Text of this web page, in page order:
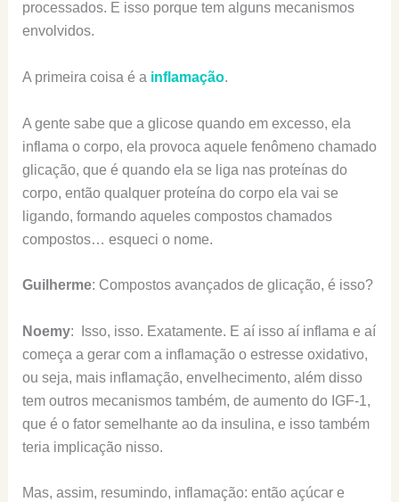
processados. E isso porque tem alguns mecanismos
envolvidos.
A primeira coisa é a inflamação.
A gente sabe que a glicose quando em excesso, ela
inflama o corpo, ela provoca aquele fenômeno chamado
glicação, que é quando ela se liga nas proteínas do
corpo, então qualquer proteína do corpo ela vai se
ligando, formando aqueles compostos chamados
compostos… esqueci o nome.
Guilherme: Compostos avançados de glicação, é isso?
Noemy: Isso, isso. Exatamente. E aí isso aí inflama e aí
começa a gerar com a inflamação o estresse oxidativo,
ou seja, mais inflamação, envelhecimento, além disso
tem outros mecanismos também, de aumento do IGF-1,
que é o fator semelhante ao da insulina, e isso também
teria implicação nisso.
Mas, assim, resumindo, inflamação: então açúcar e